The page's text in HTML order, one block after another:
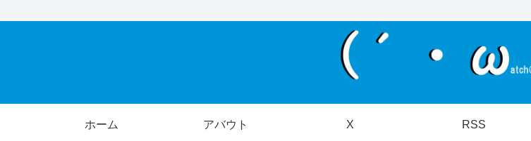
ホーム アバウト X RSS